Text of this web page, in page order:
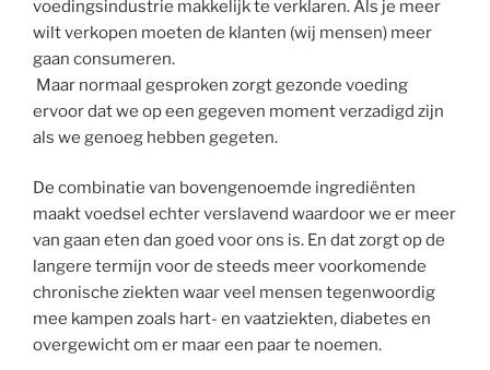
voedingsindustrie makkelijk te verklaren. Als je meer
wilt verkopen moeten de klanten (wij mensen) meer
gaan consumeren.
Maar normaal gesproken zorgt gezonde voeding
ervoor dat we op een gegeven moment verzadigd zijn
als we genoeg hebben gegeten.
De combinatie van bovengenoemde ingrediënten
maakt voedsel echter verslavend waardoor we er meer
van gaan eten dan goed voor ons is. En dat zorgt op de
langere termijn voor de steeds meer voorkomende
chronische ziekten waar veel mensen tegenwoordig
mee kampen zoals hart- en vaatziekten, diabetes en
overgewicht om er maar een paar te noemen.